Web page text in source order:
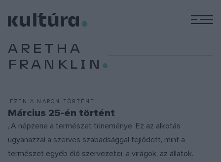
ARETHA
FRANKLIN
EZEN A NAPON TÖRTÉNT
Március 25-én történt
„A népzene a természet tüneménye. Ez az alkotás
ugyanazzal a szerves szabadsággal fejlődött, mint a
természet egyéb élő szervezetei, a virágok, az állatok.